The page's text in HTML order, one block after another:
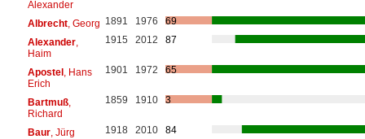
Alexander
Albrecht, Georg 1891 1976
69
Alexander,
Haim
1915 2012 87
Apostel, Hans
Erich
1901 1972 65
Bartmuß,
Richard
1859 1910 3
Baur, Jürg 1918 2010
84